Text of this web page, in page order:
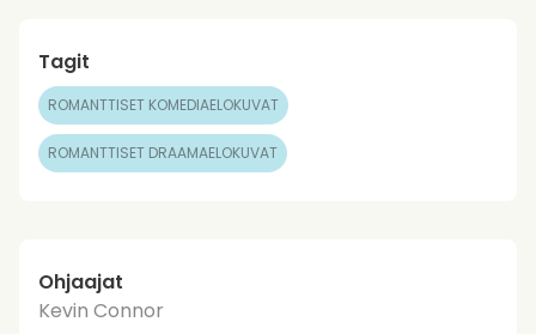
Tagit
ROMANTTISET KOMEDIAELOKUVAT
ROMANTTISET DRAAMAELOKUVAT
Ohjaajat
Kevin Connor